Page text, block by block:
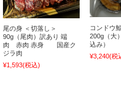
尾の身 ＜切落し＞
90g（尾肉）訳あり 端
肉 赤肉 赤身 国産ク
ジラ肉
¥1,593(税込)
コンドウ
200g（大
込み）
¥3,240(税